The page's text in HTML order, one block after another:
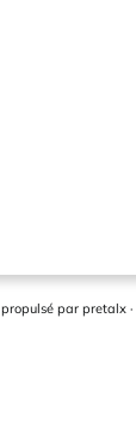
propulsé par pretalx ·